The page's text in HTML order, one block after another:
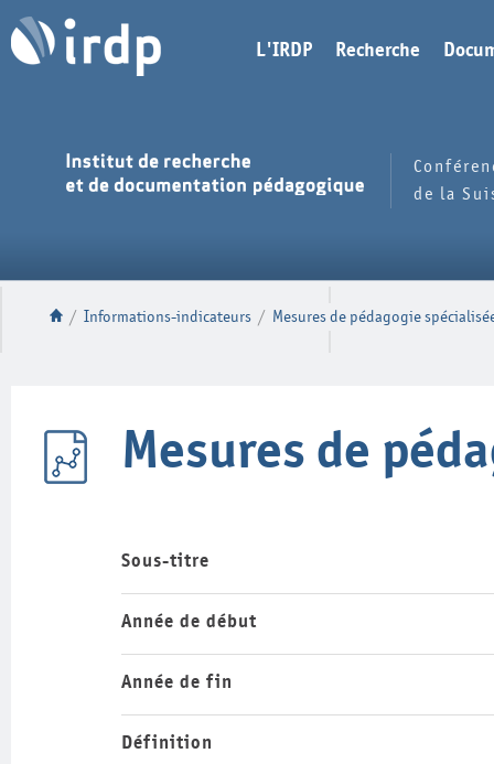
L'IRDP Recherche
de la
/ Informations-indicateurs / Mesures de pédagogie
Mesures de
Sous-titre
Année de début
Année de fin
Définition